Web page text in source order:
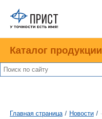
Каталог продукции
Главная страница / Новости /